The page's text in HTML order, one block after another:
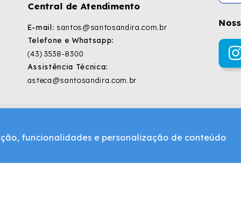
Central de Atendimento
E-mail: santos@santosandira.com.br
Telefone e Whatsapp:
(43) 3538-8300
Assistência Técnica:
asteca@santosandira.com.br
funcionalidades e personalização de conteúdo